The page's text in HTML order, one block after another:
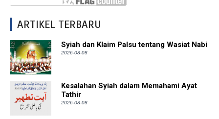
ARTIKEL TERBARU
Syiah dan Klaim Palsu tentang Wasiat Nabi
2026-08-08
Kesalahan Syiah dalam Memahami Ayat
Tathir
2026-08-08